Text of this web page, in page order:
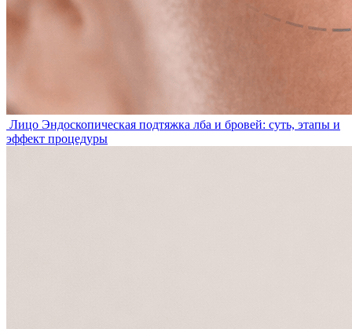
Лицо Эндоскопическая подтяжка лба и бровей: суть, этапы и
эффект процедуры